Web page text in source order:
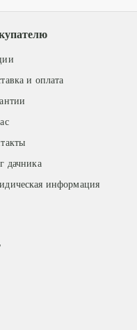
и оплата
дачника
информация